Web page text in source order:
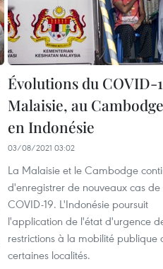
Évolutions du COVID-
Malaisie, au
en Indonésie
03/08/2021 03:02
La Malaisie et le Cambodge
d'enregistrer de nouveaux cas de
COVID-19. L'Indonésie poursuit
l'application de l'état d'urgence
restrictions à la mobilité publique
certaines localités.